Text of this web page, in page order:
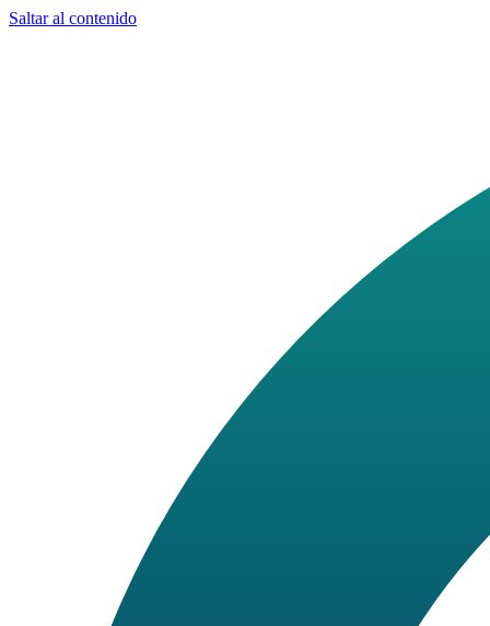
Saltar al contenido